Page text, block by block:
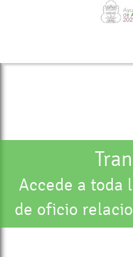
Accede a toda
de oficio